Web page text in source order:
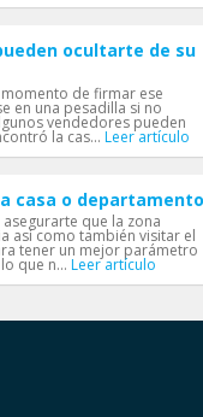
ocultarte de su
de firmar ese
en una pesadilla si no
vendedores pueden
la cas... Leer artículo
casa o departamento
que la zona
así como también visitar el
tener un mejor parámetro
que n... Leer artículo